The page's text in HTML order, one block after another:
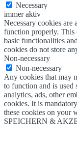
Necessary
immer aktiv
Necessary cookies are
function properly. This
basic functionalities
cookies do not store
Non-necessary
Non-necessary
Any cookies that may
to function and is used
analytics, ads, other
cookies. It is
these cookies on your
SPEICHERN &